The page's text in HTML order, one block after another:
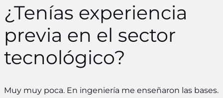
¿Tenías experiencia
previa en el sector
tecnológico?
Muy muy poca. En ingeniería me enseñaron las bases.